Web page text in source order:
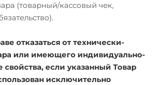
(товарный/кассовый чек,
отказаться от технически-
или имеющего индивидуально-
если указанный Товар
исключительно